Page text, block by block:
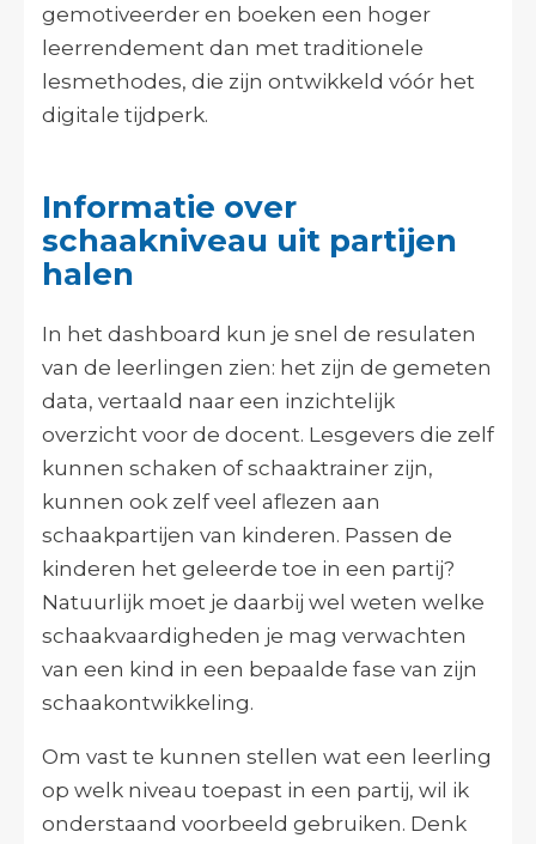
gemotiveerder en boeken een hoger
leerrendement dan met traditionele
lesmethodes, die zijn ontwikkeld vóór het
digitale tijdperk.
Informatie over
schaakniveau uit partijen
halen
In het dashboard kun je snel de resulaten
van de leerlingen zien: het zijn de gemeten
data, vertaald naar een inzichtelijk
overzicht voor de docent. Lesgevers die zelf
kunnen schaken of schaaktrainer zijn,
kunnen ook zelf veel aflezen aan
schaakpartijen van kinderen. Passen de
kinderen het geleerde toe in een partij?
Natuurlijk moet je daarbij wel weten welke
schaakvaardigheden je mag verwachten
van een kind in een bepaalde fase van zijn
schaakontwikkeling.
Om vast te kunnen stellen wat een leerling
op welk niveau toepast in een partij, wil ik
onderstaand voorbeeld gebruiken. Denk